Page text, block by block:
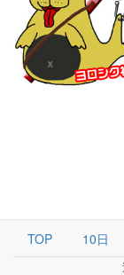
TOP 10日